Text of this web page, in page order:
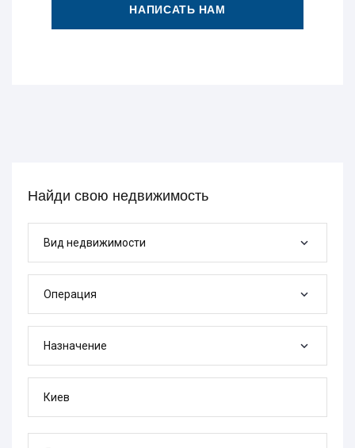
НАПИСАТЬ НАМ
Найди свою недвижимость
Вид недвижимости
Операция
Назначение